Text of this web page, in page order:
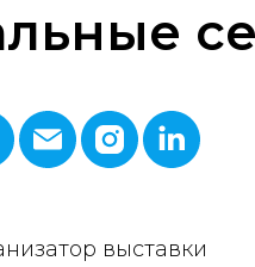
выставки